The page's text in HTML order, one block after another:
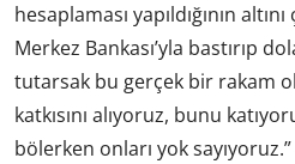
hesaplaması yapıldığının
Merkez Bankası’yla bastırıp
tutarsak bu gerçek bir rakam
katkısını alıyoruz, bunu
bölerken onları yok